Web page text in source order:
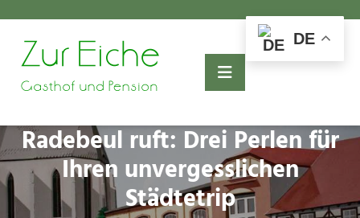
content
Radebeul ruft: Drei Perlen für
Ihren unvergesslichen
Städtetrip
DE